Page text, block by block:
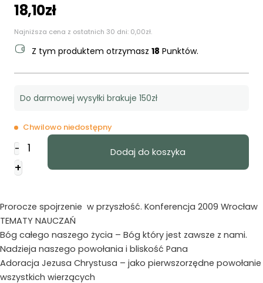
18,10zł
Najniższa cena z ostatnich 30 dni: 0,00zł.
Z tym produktem otrzymasz 18 Punktów.
Do darmowej wysyłki brakuje 150zł
Chwilowo niedostępny
-
ilość
Powołani
do
+
Dodaj do koszyka
Prorocze spojrzenie w przyszłość. Konferencja 2009 Wrocław
TEMATY NAUCZAŃ
Bóg całego naszego życia – Bóg który jest zawsze z nami.
Nadzieja naszego powołania i bliskość Pana
Adoracja Jezusa Chrystusa – jako pierwszorzędne powołanie
wszystkich wierzących